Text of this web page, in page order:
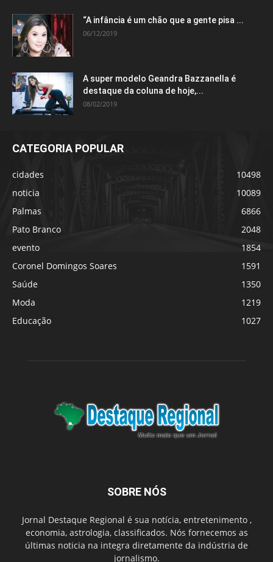
“A infância é um chão que a gente pisa ...
06/12/2019
A super modelo Geandra Bazzanella é
destaque da coluna de hoje,...
08/02/2019
CATEGORIA POPULAR
cidades
10498
noticia
10089
Palmas
6866
Pato Branco
2048
evento
1854
Coronel Domingos Soares
1591
Saúde
1350
Moda
1219
Educação
1027
SOBRE NÓS
Jornal Destaque Regional é sua notícia, entretenimento ,
economia, astrologia, classificados. Nós fornecemos as
últimas noticia na integra diretamente da indústria de
jornalismo.